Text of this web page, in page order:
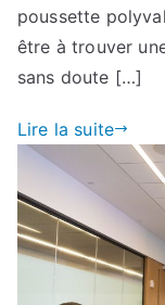
poussette
être à trouver
sans doute […]
Lire la suite